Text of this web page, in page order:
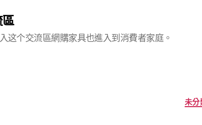
这个交流區網購家具也進入到消費者家庭。
未分